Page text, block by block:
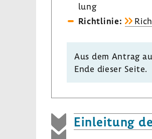
lung
Richt­linie:
Aus dem Antrag
Ende dieser Seite.
Einlei­tung